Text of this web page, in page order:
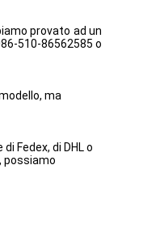
provato ad un
510-86562585 o
ma
Fedex, di DHL o
possiamo